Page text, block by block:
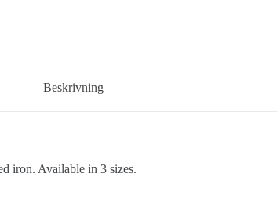
Beskrivning
iron. Available in 3 sizes.